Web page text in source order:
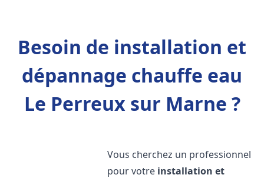
Besoin de installation et
dépannage chauffe eau
Le Perreux sur Marne ?
Vous cherchez un professionnel
pour votre installation et